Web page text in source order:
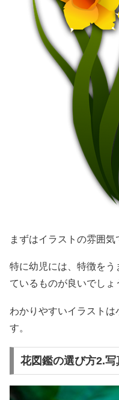
まずはイラストの雰囲気
特に幼児には、特徴を
ているものが良いでしょ
わかりやすいイラストは
す。
花図鑑の選び方2.